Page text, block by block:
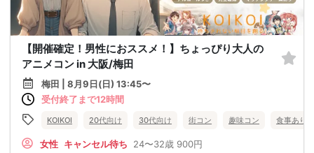
【開催確定！男性におススメ！】ちょっぴり大人の
アニメコン in 大阪/梅田
梅田 | 8月9日(日) 13:45〜
受付終了まで12時間
KOIKOI 20代向け 30代向け 街コン 趣味コン 食事あり
女性 キャンセル待ち 24〜32歳 900円